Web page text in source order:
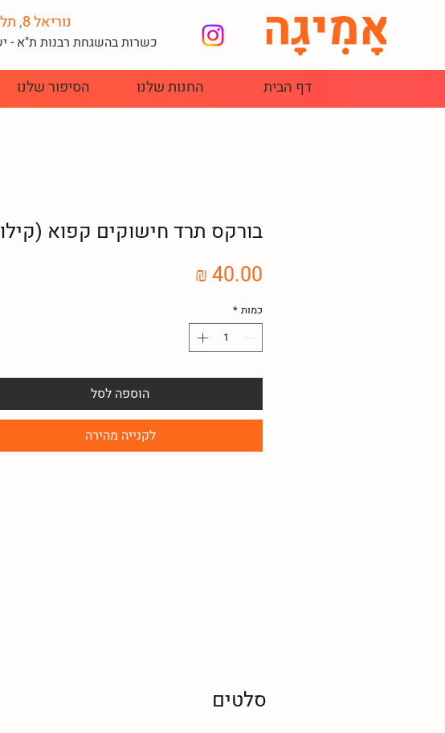
נוריאל 8, תל אביב יפו (שוק התקווה) | משלוחים בכל גוש דן
כשרות בהשגחת רבנות ת"א -
דף הבית החנות שלנו הסיפור שלנו
בורקס תרד חישוקים קפוא
כמות *
הוספה לסל
לקנייה מהירה
סלטים